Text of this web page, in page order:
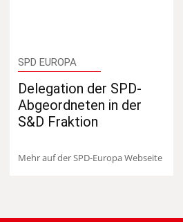
SPD EUROPA
Delegation der SPD-
Abgeordneten in der
S&D Fraktion
Mehr auf der SPD-Europa Webseite